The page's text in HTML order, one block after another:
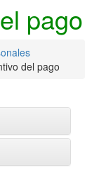
pago
del pago